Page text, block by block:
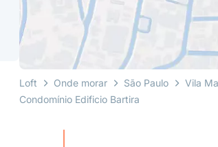
Loft Onde morar São Paulo Vila
Condomínio Edificio Bartira